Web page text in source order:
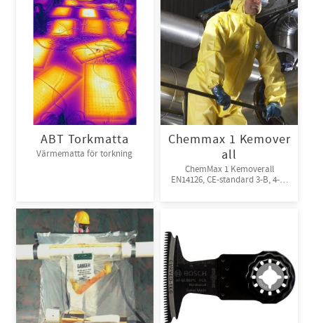
ABT Torkmatta
Värmematta för torkning
Chemmax 1 Kemover
all
ChemMax 1 Kemoverall
EN14126, CE-standard 3-B, 4-B,